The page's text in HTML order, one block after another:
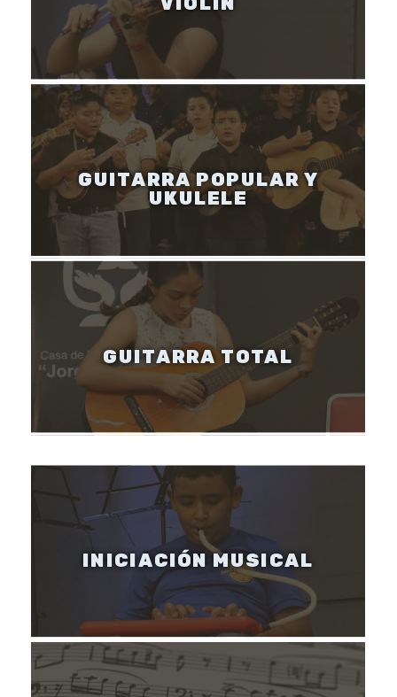
GUITARRA POPULAR Y
UKULELE
GUITARRA TOTAL
INICIACIÓN MUSICAL